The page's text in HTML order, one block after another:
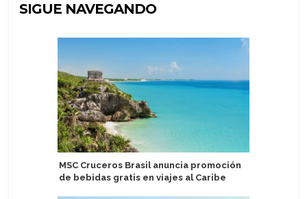
SIGUE NAVEGANDO
MSC Cruceros Brasil anuncia promoción
de bebidas gratis en viajes al Caribe